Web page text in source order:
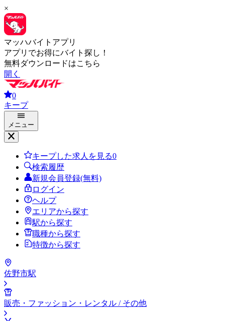
×
マッハバイトアプリ
アプリでお得にバイト探し！
無料ダウンロードはこちら
開く
0
キープ
メニュー
キープした求人を見る0
検索履歴
新規会員登録(無料)
ログイン
ヘルプ
エリアから探す
駅から探す
職種から探す
特徴から探す
佐野市駅
販売・ファッション・レンタル / その他